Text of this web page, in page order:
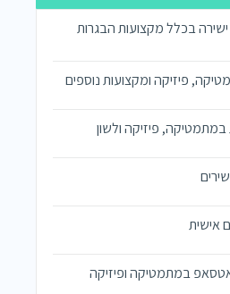
ישירה בכלל מקצועות הבגרות
פיזיקה ומקצועות נוספים
במתמטיקה, פיזיקה ולשון
אישית
במתמטיקה ופיזיקה